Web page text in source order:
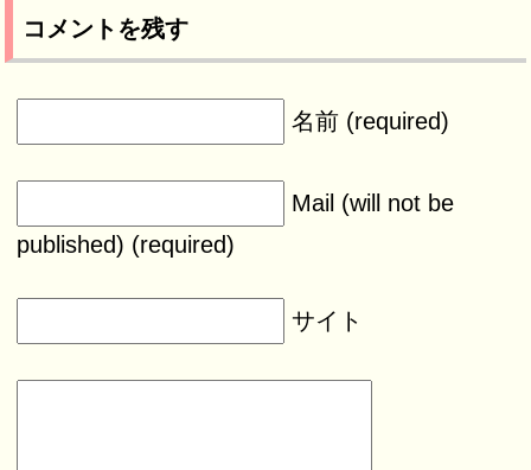
コメントを残す
名前 (required)
Mail (will not be
published) (required)
サイト